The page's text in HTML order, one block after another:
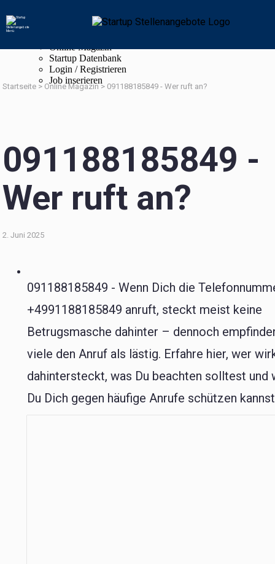
Navigation
Online Magazin
Startup Datenbank
Login / Registrieren
Job inserieren
Startseite > Online Magazin> 091188185849 - Wer ruft an?
091188185849 -
Wer ruft an?
2. Juni 2025
091188185849 - Wenn Dich die
+4991188185849 anruft, steckt meist keine
Betrugsmasche dahinter – dennoch
viele den Anruf als lästig. Erfahre hier, wer
dahintersteckt, was Du beachten solltest und
Du Dich gegen häufige Anrufe schützen